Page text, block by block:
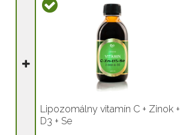
Lipozomálny vitamín C + Zinok +
D3 + Se